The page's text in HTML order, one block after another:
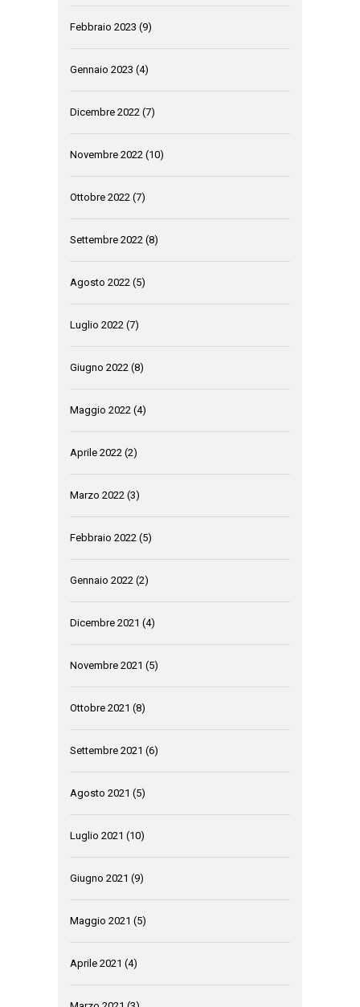
Febbraio 2023 (9)
Gennaio 2023 (4)
Dicembre 2022 (7)
Novembre 2022 (10)
Ottobre 2022 (7)
Settembre 2022 (8)
Agosto 2022 (5)
Luglio 2022 (7)
Giugno 2022 (8)
Maggio 2022 (4)
Aprile 2022 (2)
Marzo 2022 (3)
Febbraio 2022 (5)
Gennaio 2022 (2)
Dicembre 2021 (4)
Novembre 2021 (5)
Ottobre 2021 (8)
Settembre 2021 (6)
Agosto 2021 (5)
Luglio 2021 (10)
Giugno 2021 (9)
Maggio 2021 (5)
Aprile 2021 (4)